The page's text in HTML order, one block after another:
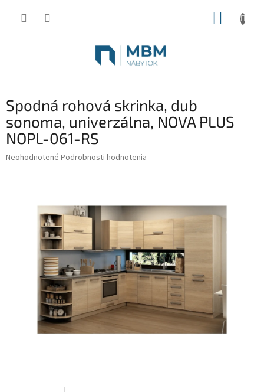
Spodná rohová skrinka, dub
sonoma, univerzálna, NOVA PLUS
NOPL-061-RS
Priemerné
hviezdičiek.
Neohodnotené Podrobnosti hodnotenia